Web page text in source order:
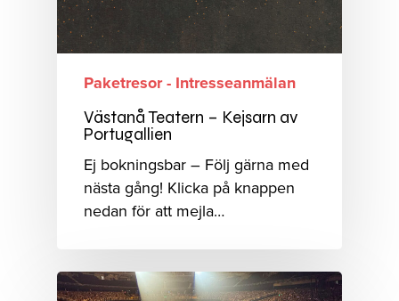
Paketresor - Intresseanmälan
Västanå Teatern – Kejsarn av
Portugallien
Ej bokningsbar – Följ gärna med
nästa gång! Klicka på knappen
nedan för att mejla…